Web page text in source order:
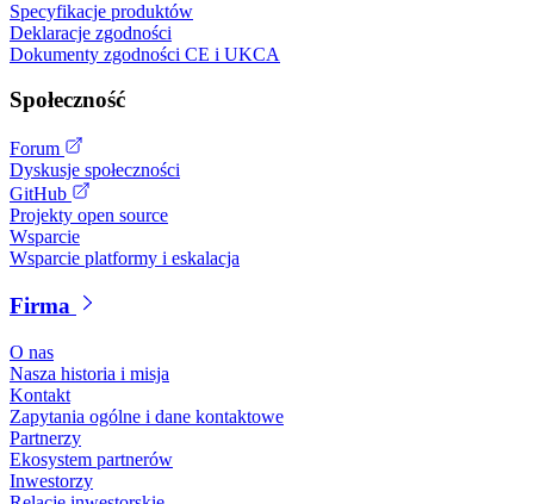
Specyfikacje produktów
Deklaracje zgodności
Dokumenty zgodności CE i UKCA
Społeczność
Forum
Dyskusje społeczności
GitHub
Projekty open source
Wsparcie
Wsparcie platformy i eskalacja
Firma
O nas
Nasza historia i misja
Kontakt
Zapytania ogólne i dane kontaktowe
Partnerzy
Ekosystem partnerów
Inwestorzy